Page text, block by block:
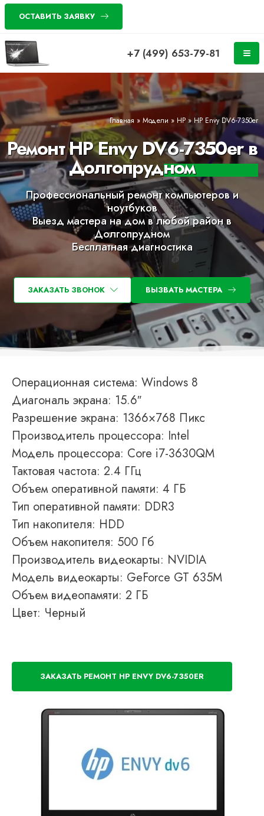
ОСТАВИТЬ ЗАЯВКУ
+7 (499) 653-79-81
Главная » Модели » HP» HP Envy DV6-7350er
Ремонт HP Envy DV6-7350er в
Долгопрудном
Профессиональный ремонт компьютеров и
ноутбуков
Выезд мастера на дом в любой район в
Долгопрудном
Бесплатная диагностика
ЗАКАЗАТЬ ЗВОНОК ВЫЗВАТЬ МАСТЕРА
Операционная система: Windows 8
Диагональ экрана: 15.6″
Разрешение экрана: 1366×768 Пикс
Производитель процессора: Intel
Модель процессора: Core i7-3630QM
Тактовая частота: 2.4 ГГц
Объем оперативной памяти: 4 ГБ
Тип оперативной памяти: DDR3
Тип накопителя: HDD
Объем накопителя: 500 Гб
Производитель видеокарты: NVIDIA
Модель видеокарты: GeForce GT 635M
Объем видеопамяти: 2 ГБ
Цвет: Черный
ЗАКАЗАТЬ РЕМОНТ HP ENVY DV6-7350ER